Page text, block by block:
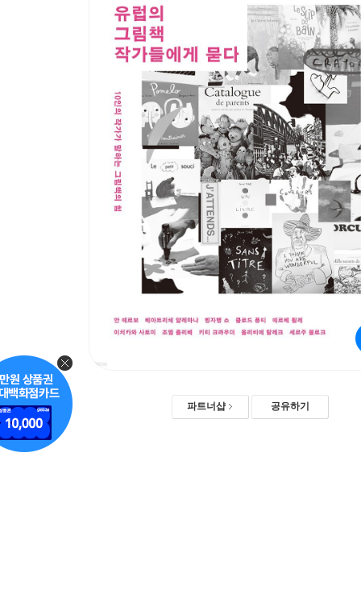
파트너샵 공유하기